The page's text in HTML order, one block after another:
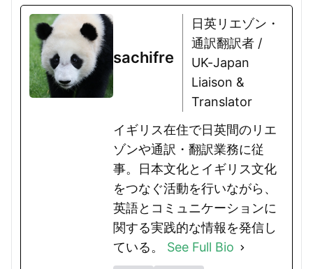
sachifre
日英リエゾン・
通訳翻訳者 /
UK-Japan
Liaison &
Translator
イギリス在住で日英間のリエ
ゾンや通訳・翻訳業務に従
事。日本文化とイギリス文化
をつなぐ活動を行いながら、
英語とコミュニケーションに
関する実践的な情報を発信し
ている。 See Full Bio